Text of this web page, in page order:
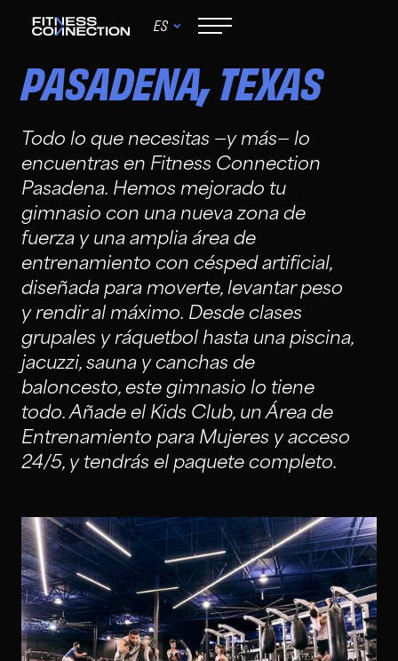
ES
PASADENA,TEXAS
Todo lo que necesitas —y más— lo
encuentras en Fitness Connection
Pasadena. Hemos mejorado tu
gimnasio con una nueva zona de
fuerza y una amplia área de
entrenamiento con césped artificial,
diseñada para moverte, levantar peso
y rendir al máximo. Desde clases
grupales y ráquetbol hasta una piscina,
jacuzzi, sauna y canchas de
baloncesto, este gimnasio lo tiene
todo. Añade el Kids Club, un Área de
Entrenamiento para Mujeres y acceso
24/5, y tendrás el paquete completo.